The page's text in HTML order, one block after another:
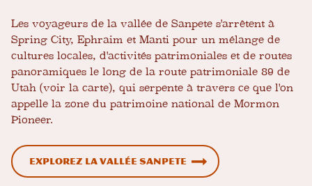
Les voyageurs de la vallée de Sanpete s'arrêtent à
Spring City, Ephraim et Manti pour un mélange de
cultures locales, d'activités patrimoniales et de routes
panoramiques le long de la route patrimoniale 89 de
Utah (voir la carte), qui serpente à travers ce que l'on
appelle la zone du patrimoine national de Mormon
Pioneer.
Explorez la vallée Sanpete